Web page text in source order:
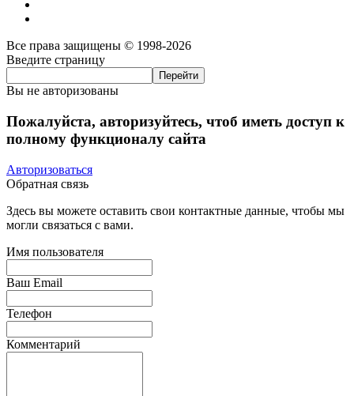
Все права защищены © 1998-2026
Введите страницу
Вы не авторизованы
Пожалуйста, авторизуйтесь, чтоб иметь доступ к
полному функционалу сайта
Авторизоваться
Обратная связь
Здесь вы можете оставить свои контактные данные, чтобы мы
могли связаться с вами.
Имя пользователя
Ваш Email
Телефон
Комментарий